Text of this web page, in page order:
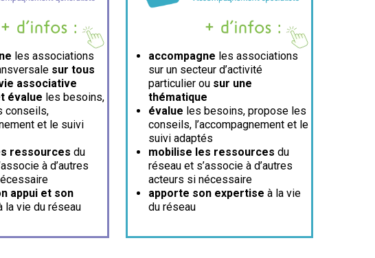
les associations
sur tous
associative
évalue les besoins,
conseils,
et le suivi
ressources du
à d’autres
appui et son
la vie du réseau
accompagne les associations
sur un secteur d’activité
particulier ou sur une
thématique
évalue les besoins, propose les
conseils, l’accompagnement et le
suivi adaptés
mobilise les ressources du
réseau et s’associe à d’autres
acteurs si nécessaire
apporte son expertise à la vie
du réseau